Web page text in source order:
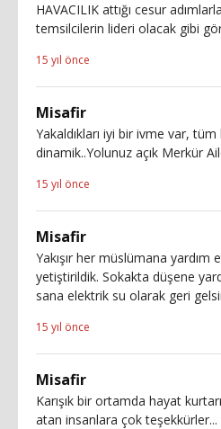
HAVACILIK attığı cesur
temsilcilerin lideri olacak gibi
15 yıl önce
Misafir
Yakaldıkları iyi bir ivme var,
dinamik..Yolunuz açık Merkür
15 yıl önce
Misafir
Yakışır her müslümana yardım
yetiştirildik. Sokakta düşene
sana elektrik su olarak geri
15 yıl önce
Misafir
Karışık bir ortamda hayat
atan insanlara çok